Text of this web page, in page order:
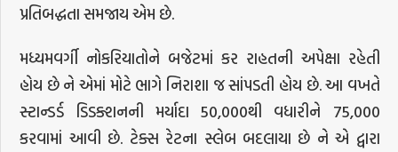
પ્રતિબદ્ધતા સમજાય એમ છે.
મધ્યમવર્ગી નોકરિયાતોને બજેટમાં કર રાહતની અપેક્ષા રહેતી
હોય છે ને એમાં મોટે ભાગે નિરાશા જ સાંપડતી હોય છે. આ વખતે
સ્ટાન્ડર્ડ ડિડક્શનની મર્યાદા 50,000થી વધારીને 75,000
કરવામાં આવી છે. ટેક્સ રેટના સ્લેબ બદલાયા છે ને એ દ્વારા